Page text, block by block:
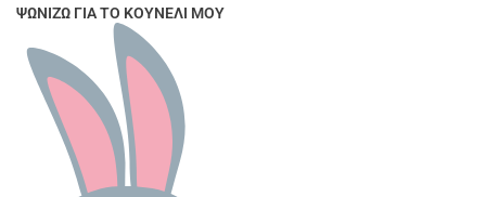
ΨΩΝΊΖΩ ΓΙΑ ΤΟ ΚΟΥΝΈΛΙ ΜΟΥ